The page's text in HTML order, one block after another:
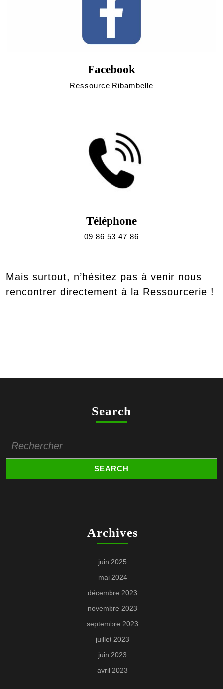
Facebook
Ressource’Ribambelle
Téléphone
09 86 53 47 86
Mais surtout, n’hésitez pas à venir nous
rencontrer directement à la Ressourcerie !
Search
for:
Archives
juin 2025
mai 2024
décembre 2023
novembre 2023
septembre 2023
juillet 2023
juin 2023
avril 2023